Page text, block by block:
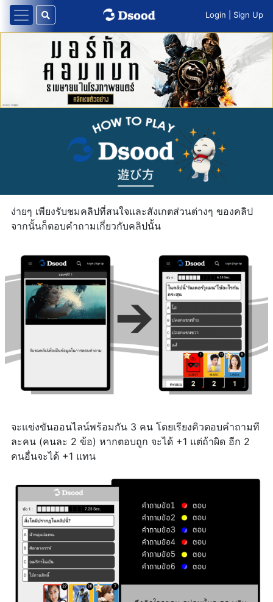
Login Sign Up
ง่ายๆ เพียงรับชมคลิปที่สนใจและสังเกตส่วนต่างๆ ของคลิป
จากนั้นก็ตอบคำถามเกี่ยวกับคลิปนั้น
จะแข่งขันออนไลน์พร้อมกัน 3 คน โดยเรียงคิวตอบคำถามที
ละคน (คนละ 2 ข้อ) หากตอบถูก จะได้ +1 แต่ถ้าผิด อีก 2
คนอื่นจะได้ +1 แทน